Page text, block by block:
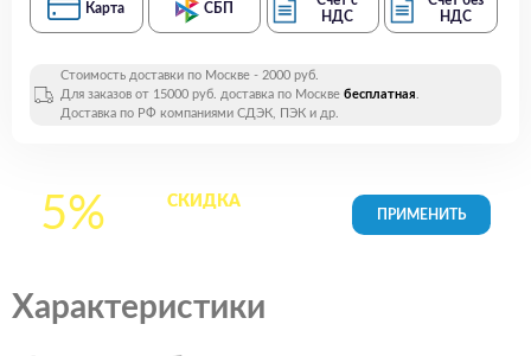
Карта СБП
НДС
НДС
Стоимость доставки по Москве - 2000 руб.
Для заказов от 15000 руб. доставка по Москве бесплатная.
Доставка по РФ компаниями СДЭК, ПЭК и др.
5% СКИДКАна все
Характеристики